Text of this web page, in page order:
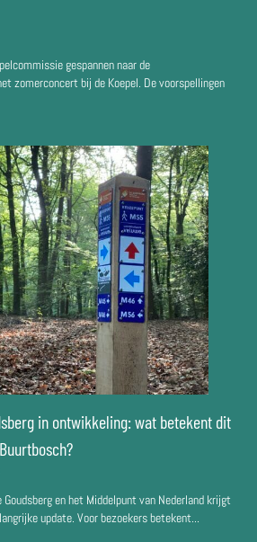
gespannen naar de
zomerconcert bij de Koepel. De voorspellingen
in ontwikkeling: wat betekent dit
en het Middelpunt van Nederland krijgt
update. Voor bezoekers betekent...